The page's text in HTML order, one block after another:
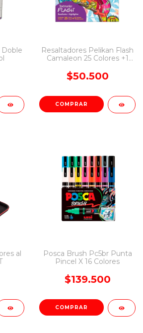
Resaltadores Pelikan Flash
Camaleon 25 Colores +1
$50.500
al
Posca Brush Pc5br Punta
Pincel X 16 Colores
$139.500